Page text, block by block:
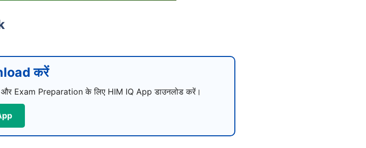
करें
Exam Preparation के लिए HIM IQ App डाउनलोड करें।